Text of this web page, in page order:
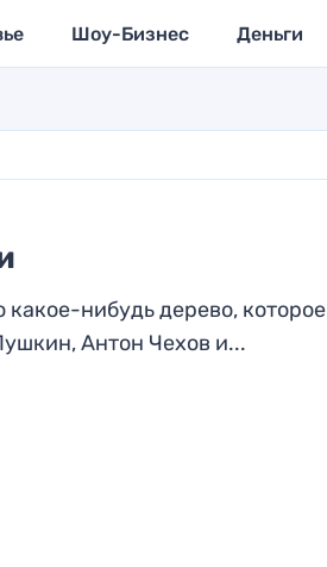
Шоу-Бизнес Деньги
какое-нибудь дерево, которое
Антон Чехов и...